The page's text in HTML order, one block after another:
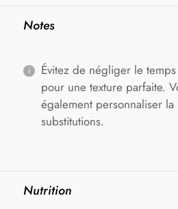
Notes
Évitez de négliger le
pour une texture parfaite.
également personnaliser la
substitutions.
Nutrition